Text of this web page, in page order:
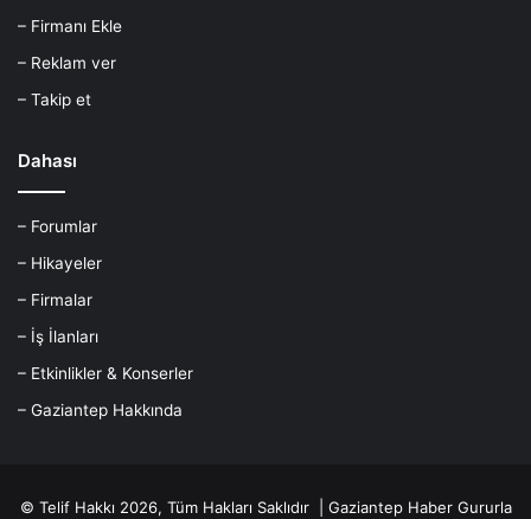
– Firmanı Ekle
– Reklam ver
– Takip et
Dahası
– Forumlar
– Hikayeler
– Firmalar
– İş İlanları
– Etkinlikler & Konserler
– Gaziantep Hakkında
© Telif Hakkı 2026, Tüm Hakları Saklıdır | Gaziantep HaberGururla